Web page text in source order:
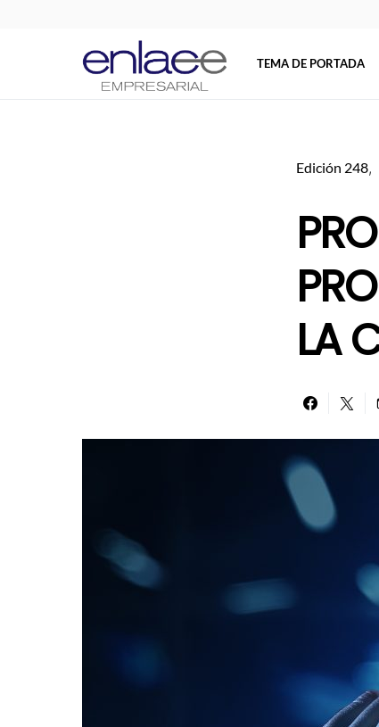
TEMA DE PORTADA
Search for:
Edición 248
LA